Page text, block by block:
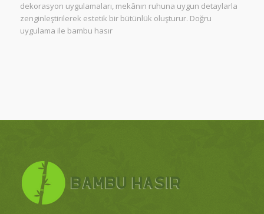
dekorasyon uygulamaları, mekânın ruhuna uygun detaylarla
zenginleştirilerek estetik bir bütünlük oluşturur. Doğru
uygulama ile bambu hasır